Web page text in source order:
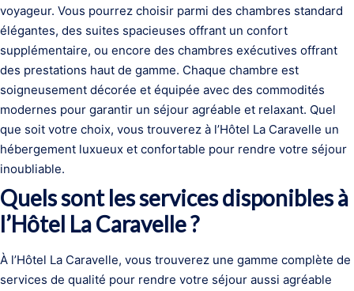
voyageur. Vous pourrez choisir parmi des chambres standard
élégantes, des suites spacieuses offrant un confort
supplémentaire, ou encore des chambres exécutives offrant
des prestations haut de gamme. Chaque chambre est
soigneusement décorée et équipée avec des commodités
modernes pour garantir un séjour agréable et relaxant. Quel
que soit votre choix, vous trouverez à l’Hôtel La Caravelle un
hébergement luxueux et confortable pour rendre votre séjour
inoubliable.
Quels sont les services disponibles à
l’Hôtel La Caravelle ?
À l’Hôtel La Caravelle, vous trouverez une gamme complète de
services de qualité pour rendre votre séjour aussi agréable